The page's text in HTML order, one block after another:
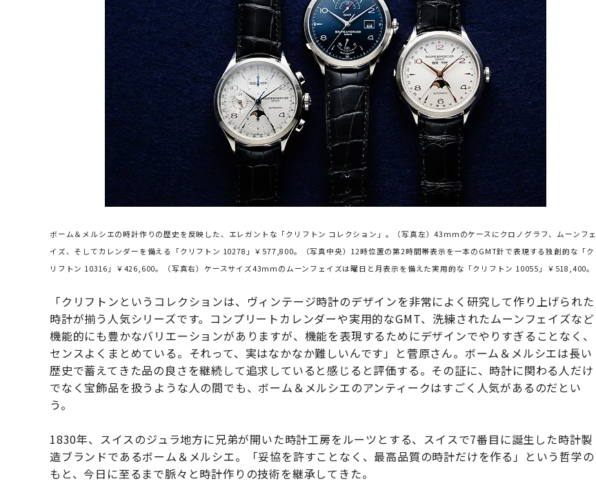
ボーム＆メルシエの時計作りの歴史を反映した、エレガントな「クリフトン コレクション」。（写真左）43mmのケースにクロノグラフ、ムーンフェ
イズ、そしてカレンダーを備える「クリフトン 10278」￥577,800。（写真中央）12時位置の第2時間帯表示を一本のGMT針で表現する独創的な「ク
リフトン 10316」￥426,600。（写真右）ケースサイズ43mmのムーンフェイズは曜日と月表示を備えた実用的な「クリフトン 10055」￥518,400。
「クリフトンというコレクションは、ヴィンテージ時計のデザインを非常によく研究して作り上げられた
時計が揃う人気シリーズです。コンプリートカレンダーや実用的なGMT、洗練されたムーンフェイズなど
機能的にも豊かなバリエーションがありますが、機能を表現するためにデザインでやりすぎることなく、
センスよくまとめている。それって、実はなかなか難しいんです」と菅原さん。ボーム＆メルシエは長い
歴史で蓄えてきた品の良さを継続して追求していると感じると評価する。その証に、時計に関わる人だけ
でなく宝飾品を扱うような人の間でも、ボーム＆メルシエのアンティークはすごく人気があるのだとい
う。
1830年、スイスのジュラ地方に兄弟が開いた時計工房をルーツとする、スイスで7番目に誕生した時計製
造ブランドであるボーム＆メルシエ。「妥協を許すことなく、最高品質の時計だけを作る」という哲学の
もと、今日に至るまで脈々と時計作りの技術を継承してきた。